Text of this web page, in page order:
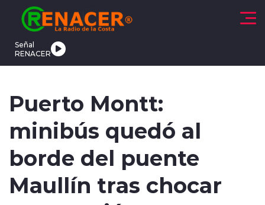
Click acá para ir directamente al contenido
Señal
RENACER
modo claro
Puerto Montt:
minibús quedó al
borde del puente
Maullín tras chocar